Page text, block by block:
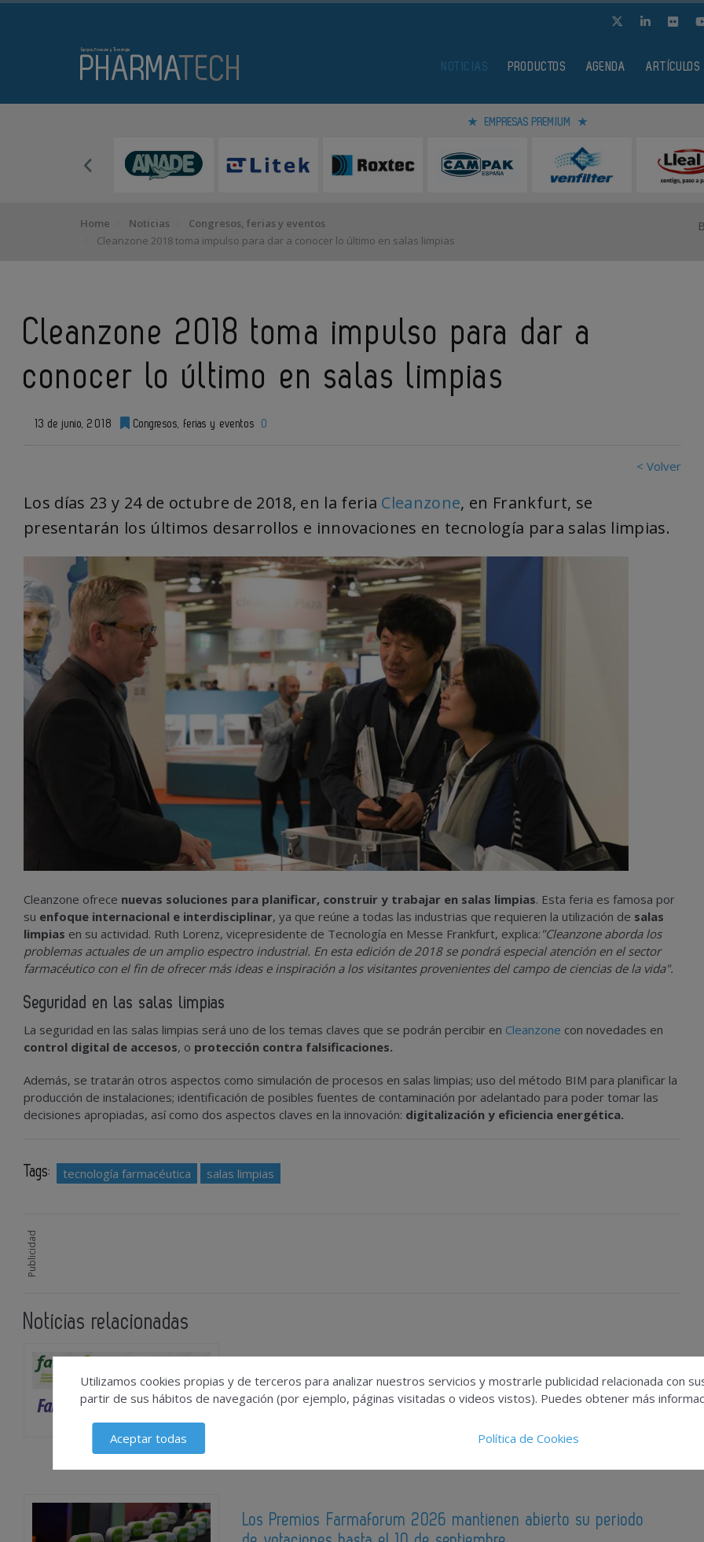
NOTICIAS PRODUCTOS AGENDA ARTÍCULOS
EMPRESAS PREMIUM
Home Noticias
Congresos, ferias y eventos
Cleanzone 2018 toma impulso para dar a conocer lo último en salas limpias
Cleanzone 2018 toma impulso para dar a
conocer lo último en salas limpias
13 de junio, 2018 Congresos, ferias y eventos 0
< Volver
Los días 23 y 24 de octubre de 2018, en la feria Cleanzone, en Frankfurt, se
presentarán los últimos desarrollos e innovaciones en tecnología para salas limpias.
Cleanzone ofrece nuevas soluciones para planificar, construir y trabajar en salas limpias. Esta feria es famosa por
su enfoque internacional e interdisciplinar, ya que reúne a todas las industrias que requieren la utilización de salas
limpias en su actividad. Ruth Lorenz, vicepresidente de Tecnología en Messe Frankfurt, explica: "Cleanzone aborda los
problemas actuales de un amplio espectro industrial. En esta edición de 2018 se pondrá especial atención en el sector
farmacéutico con el fin de ofrecer más ideas e inspiración a los visitantes provenientes del campo de ciencias de la vida".
Seguridad en las salas limpias
La seguridad en las salas limpias será uno de los temas claves que se podrán percibir en Cleanzone con novedades en
control digital de accesos, o protección contra falsificaciones.
Además, se tratarán otros aspectos como simulación de procesos en salas limpias; uso del método BIM para planificar la
producción de instalaciones; identificación de posibles fuentes de contaminación por adelantado para poder tomar las
decisiones apropiadas, así como dos aspectos claves en la innovación: digitalización y eficiencia energética.
Tags: tecnología farmacéutica salas limpias
Publicidad
Noticias relacionadas
las buenas prácticas en la seguridad de los medicamentos
Los Premios Farmaforum 2026 mantienen abierto su periodo
Utilizamos cookies propias y de terceros para analizar nuestros servicios y mostrarle publicidad relacionada con
partir de sus hábitos de navegación (por ejemplo, páginas visitadas o videos vistos). Puedes obtener más
Aceptar todas Política de Cookies